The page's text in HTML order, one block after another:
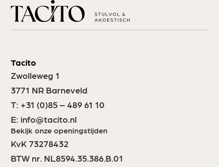
Tacito
Zwolleweg 1
3771 NR Barneveld
T: +31 (0)85 – 489 61 10
E: info@tacito.nl
Bekijk onze openingstijden
KvK 73278432
BTW nr. NL8594.35.386.B.01